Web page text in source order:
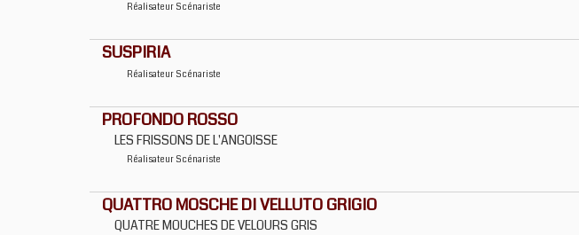
Réalisateur Scénariste
SUSPIRIA
Réalisateur Scénariste
PROFONDO ROSSO
LES FRISSONS DE L'ANGOISSE
Réalisateur Scénariste
QUATTRO MOSCHE DI VELLUTO GRIGIO
QUATRE MOUCHES DE VELOURS GRIS